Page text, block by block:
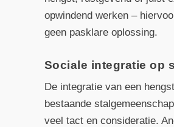
opwindend werken –
geen pasklare oplossing.
Sociale integratie op
De integratie van een
bestaande
veel tact en consideratie.